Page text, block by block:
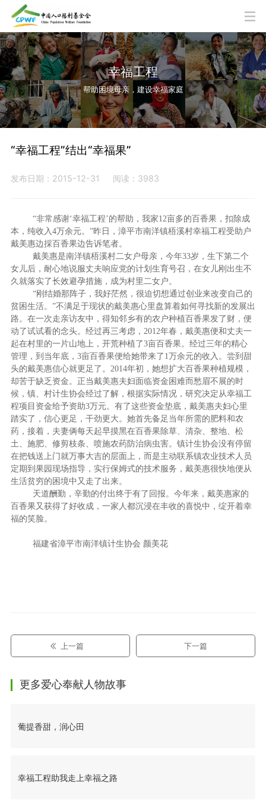
幸福工程
帮助困境母亲，建设幸福家庭
“幸福工程”结出“幸福果”
发布日期：2015-12-31 阅读：3983
“非常感谢‘幸福工程’的帮助，我家12亩多的百香果，扣除成
本，纯收入4万余元。”昨日，漳平市南洋镇梧溪村幸福工程受助户
戴美惠边採百香果边告诉笔者。
戴美惠是南洋镇梧溪村二女户母亲，今年33岁，生下第二个
女儿后，耐心地说服丈夫响应党的计划生育号召，在女儿刚出生不
久就落实了长效避孕措施，成为村里二女户。
“刚结婚那阵子，我好茫然，很迫切想通过创业来改变自己的
贫困生活。”不满足于现状的戴美惠心里盘算着如何寻找新的发展出
路。在一次走亲访友中，得知邻乡有的农户种植百香果发了财，便
动了试试看的念头。经过再三考虑，2012年春，戴美惠便和丈夫一
起在村里的一片山地上，开荒种植了3亩百香果。经过三年的精心
管理，到当年底，3亩百香果便给她带来了1万余元的收入。尝到甜
头的戴美惠信心就更足了。2014年初，她想扩大百香果种植规模，
却苦于缺乏资金。正当戴美惠夫妇面临资金困难而愁眉不展的时
候，镇、村计生协会经过了解，根据实际情况，研究决定从幸福工
程项目资金给予资助3万元。有了这些资金垫底，戴美惠夫妇心里
踏实了，信心更足，干劲更大。她首先备足当年所需的肥料和农
药，接着，夫妻俩每天起早摸黑在百香果除草、清杂、整地、松
土、施肥、修剪枝条、喷施农药防治病虫害。镇计生协会没有停留
在把钱送上门就万事大吉的层面上，而是主动联系镇农业技术人员
定期到果园现场指导，实行保姆式的技术服务，戴美惠很快地便从
生活贫穷的困境中又走了出来。
天道酬勤，辛勤的付出终于有了回报。今年来，戴美惠家的
百香果又获得了好收成，一家人都沉浸在丰收的喜悦中，绽开着幸
福的笑脸。
福建省漳平市南洋镇计生协会 颜美花
上一篇 下一篇
更多爱心奉献人物故事
葡提香甜，润心田
幸福工程助我走上幸福之路